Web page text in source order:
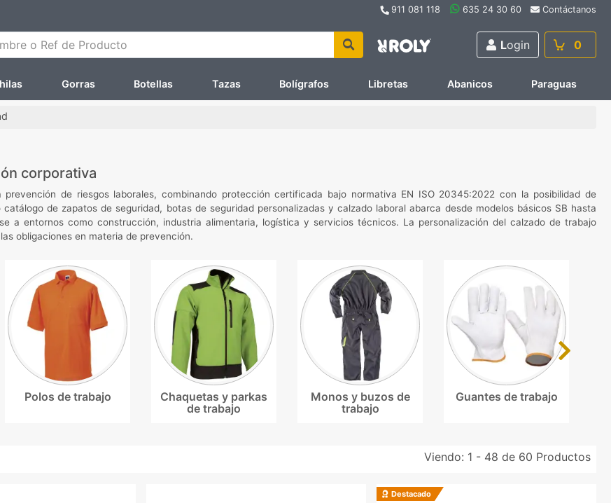
911 081 118 635 24 30 60 Contáctanos
o Ref de Producto Login 0
Gorras Botellas Tazas Bolígrafos Libretas Abanicos Paraguas
corporativa
de riesgos laborales, combinando protección certificada bajo normativa EN ISO 20345:2022 con la posibilidad de
de zapatos de seguridad, botas de seguridad personalizadas y calzado laboral abarca desde modelos básicos SB hasta
a entornos como construcción, industria alimentaria, logística y servicios técnicos. La personalización del calzado de trabajo
obligaciones en materia de prevención.
Polos de trabajo
Chaquetas y parkas
de trabajo
Monos y buzos de
trabajo
Guantes de trabajo
Next
Viendo: 1 - 48 de 60 Productos
Destacado